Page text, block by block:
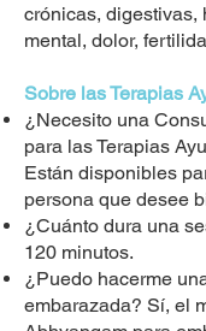
crónicas, digestivas,
mental, dolor,
Sobre las Terapias
¿Necesito una
para las Terapias
Están disponibles
persona que desee
¿Cuánto dura una
120 minutos.
¿Puedo hacerme
embarazada? Sí, el